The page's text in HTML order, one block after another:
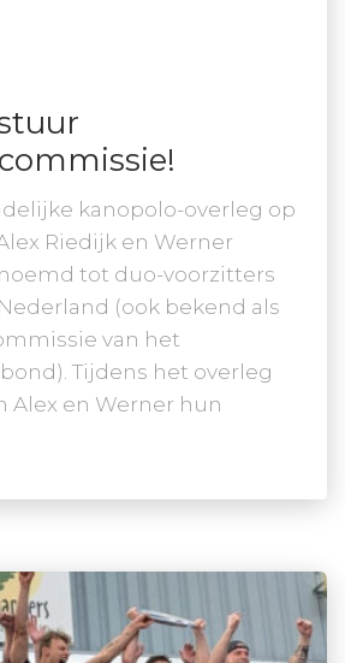
kanopolo-overleg op
Riedijk en Werner
tot duo-voorzitters
(ook bekend als
van het
Tijdens het overleg
Alex en Werner hun